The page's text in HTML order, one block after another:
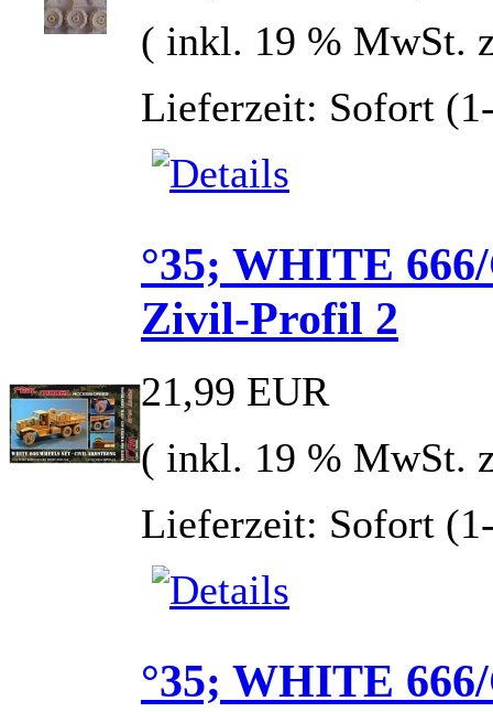
( inkl. 19 % MwSt.
Lieferzeit: Sofort
°35; WHITE
Zivil-Profil 2
21,99 EUR
( inkl. 19 % MwSt.
Lieferzeit: Sofort
°35; WHITE